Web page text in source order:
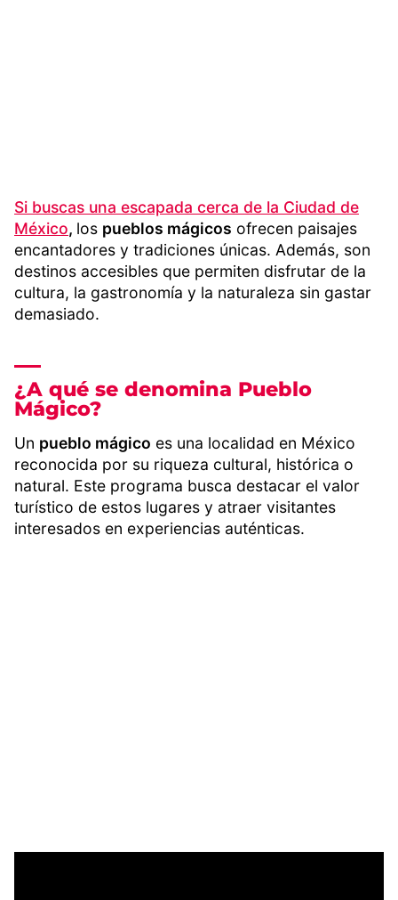
Si buscas una escapada cerca de la Ciudad de
México, los pueblos mágicos ofrecen paisajes
encantadores y tradiciones únicas. Además, son
destinos accesibles que permiten disfrutar de la
cultura, la gastronomía y la naturaleza sin gastar
demasiado.
¿A qué se denomina Pueblo
Mágico?
Un pueblo mágico es una localidad en México
reconocida por su riqueza cultural, histórica o
natural. Este programa busca destacar el valor
turístico de estos lugares y atraer visitantes
interesados en experiencias auténticas.